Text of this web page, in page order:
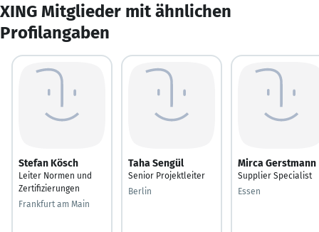
XING Mitglieder mit ähnlichen
Profilangaben
Stefan Kösch
Leiter Normen und
Zertifizierungen
Frankfurt am Main
Taha Sengül
Senior Projektleiter
Berlin
Mirca Gerstmann
Supplier Specialist
Essen